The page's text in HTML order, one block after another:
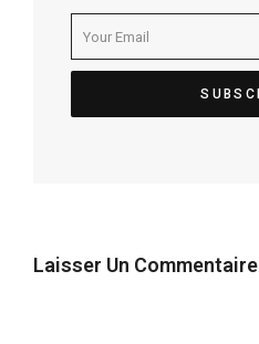
Laisser Un Commentaire